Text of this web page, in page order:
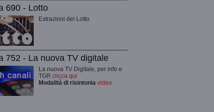
690 - Lotto
Estrazioni del Lotto
752 - La nuova TV digitale
La nuova TV Digitale, per info e
TGR clicca qui
Modalità di risintonia video